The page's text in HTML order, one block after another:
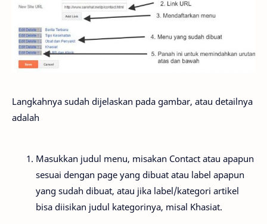
Langkahnya sudah dijelaskan pada gambar, atau detailnya
adalah
Masukkan judul menu, misakan Contact atau apapun
sesuai dengan page yang dibuat atau label apapun
yang sudah dibuat, atau jika label/kategori artikel
bisa diisikan judul kategorinya, misal Khasiat.